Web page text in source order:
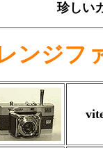
珍しい
ンジフ